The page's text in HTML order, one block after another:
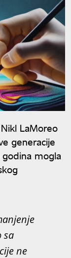
LaMoreo
generacije
mogla
sa
ne